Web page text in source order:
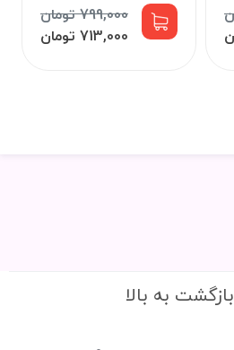
799,000 تومان
713,000 تومان
بازگشت به بالا